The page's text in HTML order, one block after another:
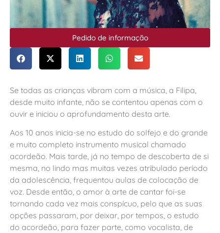
Pedido de informação
Se todas as crianças vibram com a música, a Filipa,
desde muito infante, não se contentou apenas com o
ouvir e iniciou o aprofundamento desta arte.
Aos 10 anos inicia-se no estudo do solfejo e do grande
e muito completo instrumento musical chamado
acordeão. Mais tarde, já no tempo de descoberta de si
mesma, no lindo mas muitas vezes atribulado período
da adolescência, frequentou aulas de colocação de
voz. Desde então, o amor à arte de cantar foi-se
tornando cada vez mais conspícuo, pelo que as suas
opções passaram, por deixar, por tempos, o estudo
do acordeão, para fazer parte, como vocalista, de